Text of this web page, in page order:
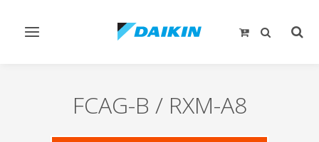
Comutare
FCAG-B / RXM-A8